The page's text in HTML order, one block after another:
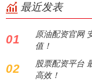
最近发表
01
原油配资官网
值！
02
股票配资平台
高效！